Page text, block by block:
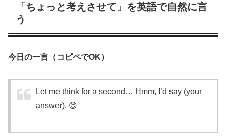
「ちょっと考えさせて」を英語で自然に言
う
今日の一言（コピペでOK）
Let me think for a second… Hmm, I’d say (your
answer). 😊